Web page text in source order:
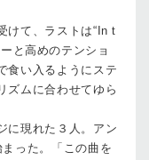
けて、ラストは“In t
と高めのテンショ
食い入るようにステ
ズムに合わせてゆら
に現れた３人。アン
った。「この曲を